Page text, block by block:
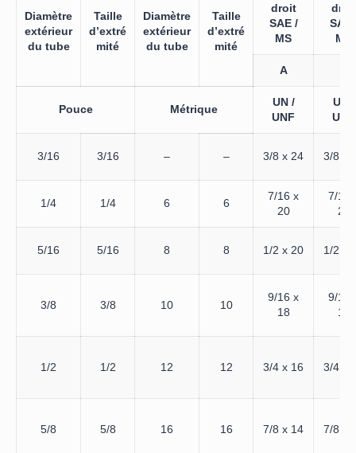
Diamètre
extérieur
du tube
Taille
d’extré
mité
Diamètre
extérieur
du tube
Taille
d’extré
mité
droit
SAE /
MS
droit
SAE
MS
A
Pouce Métrique
UN /
UNF
UN /
UNF
3/16 3/16 – – 3/8 x 24 3/8 x
1/4 1/4 6 6
7/16 x
20
7/16
20
5/16 5/16 8 8 1/2 x 20 1/2 x
3/8 3/8 10 10
9/16 x
18
9/16
18
1/2 1/2 12 12 3/4 x 16 3/4 x
5/8 5/8 16 16 7/8 x 14 7/8 x